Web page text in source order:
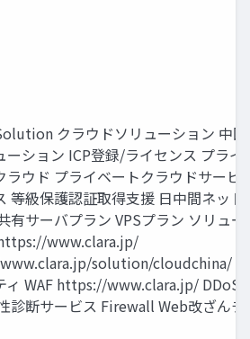
クラウドソリューション 中国
ーション ICP登録/ライセンス プライ
ラウド プライベートクラウドサービ
等級保護認証取得支援 日中間ネット
有サーバプラン VPSプラン ソリュー
www.clara.jp/
solution/cloudchina/ セ
ィ WAF https://www.clara.jp/ DDoS
診断サービス Firewall Web改ざんチ